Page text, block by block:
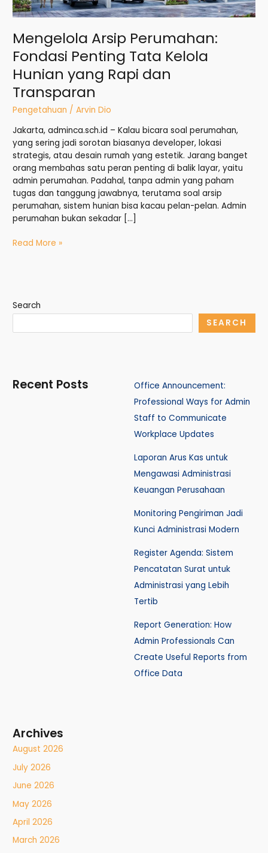
Mengelola Arsip Perumahan:
Fondasi Penting Tata Kelola
Hunian yang Rapi dan
Transparan
Pengetahuan /Arvin Dio
Jakarta, adminca.sch.id – Kalau bicara soal perumahan,
yang sering jadi sorotan biasanya developer, lokasi
strategis, atau desain rumah yang estetik. Jarang banget
orang membahas satu peran penting di balik layar, yaitu
admin perumahan. Padahal, tanpa admin yang paham
tugas dan tanggung jawabnya, terutama soal arsip
perumahan, sistem hunian bisa kacau pelan-pelan. Admin
perumahan bukan sekadar […]
dan
Read More »
Search
SEARCH
Recent Posts
Office Announcement:
Professional Ways for Admin
Staff to Communicate
Workplace Updates
Laporan Arus Kas untuk
Mengawasi Administrasi
Keuangan Perusahaan
Monitoring Pengiriman Jadi
Kunci Administrasi Modern
Register Agenda: Sistem
Pencatatan Surat untuk
Administrasi yang Lebih
Tertib
Report Generation: How
Admin Professionals Can
Create Useful Reports from
Office Data
Archives
August 2026
July 2026
June 2026
May 2026
April 2026
March 2026